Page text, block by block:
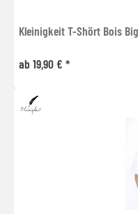
Kleinigkeit T-Shört Bois
ab 19,90 € *